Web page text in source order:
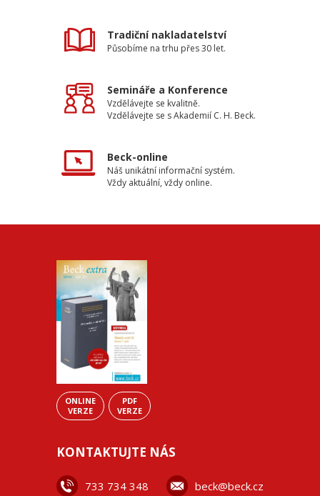
Tradiční nakladatelství
Působíme na trhu přes 30 let.
Semináře a Konference
Vzdělávejte se kvalitně.
Vzdělávejte se s Akademií C. H. Beck.
Beck-online
Náš unikátní informační systém.
Vždy aktuální, vždy online.
ONLINE
VERZE
PDF
VERZE
KONTAKTUJTE NÁS
733 734 348 beck@beck.cz